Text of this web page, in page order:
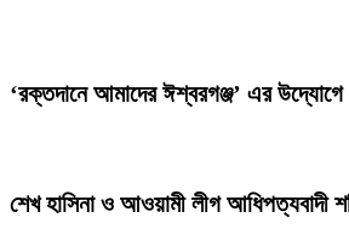
‘রক্তদানে আমাদের ঈশ্বরগঞ্জ’ এর উদ্যোগে
শেখ হাসিনা ও আওয়ামী লীগ আধিপত্যবাদী